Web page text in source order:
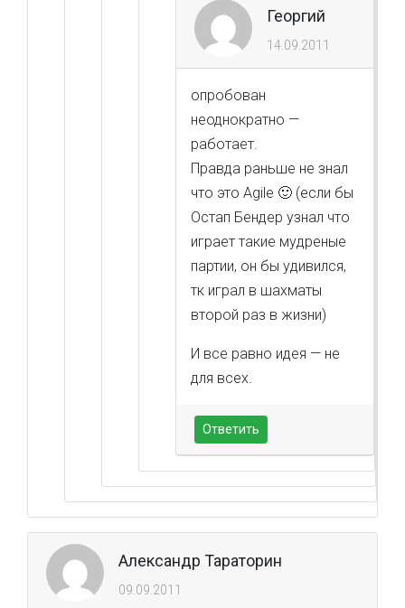
Георгий
14.09.2011
опробован
неоднократно —
работает.
Правда раньше не знал
что это Agile 🙂 (если бы
Остап Бендер узнал что
играет такие мудреные
партии, он бы удивился,
тк играл в шахматы
второй раз в жизни)
И все равно идея — не
для всех.
Ответить
Александр Тараторин
09.09.2011